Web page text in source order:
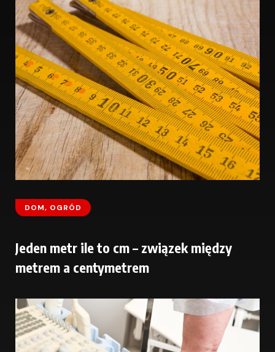
DOM, OGRÓD
Jeden metr ile to cm – związek między
metrem a centymetrem